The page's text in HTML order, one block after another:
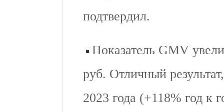
подтвердил.
Показатель GMV
руб. Отличный
2023 года (+118% год к